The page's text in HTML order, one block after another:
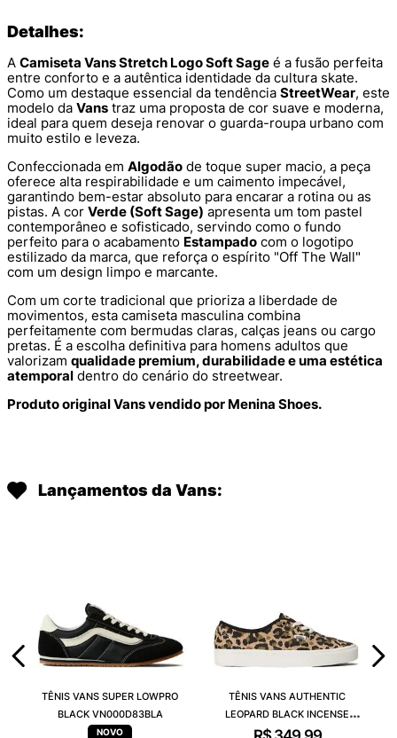
Detalhes:
A Camiseta Vans Stretch Logo Soft Sage é a fusão perfeita
entre conforto e a autêntica identidade da cultura skate.
Como um destaque essencial da tendência StreetWear, este
modelo da Vans traz uma proposta de cor suave e moderna,
ideal para quem deseja renovar o guarda-roupa urbano com
muito estilo e leveza.
Confeccionada em Algodão de toque super macio, a peça
oferece alta respirabilidade e um caimento impecável,
garantindo bem-estar absoluto para encarar a rotina ou as
pistas. A cor Verde (Soft Sage) apresenta um tom pastel
contemporâneo e sofisticado, servindo como o fundo
perfeito para o acabamento Estampado com o logotipo
estilizado da marca, que reforça o espírito "Off The Wall"
com um design limpo e marcante.
Com um corte tradicional que prioriza a liberdade de
movimentos, esta camiseta masculina combina
perfeitamente com bermudas claras, calças jeans ou cargo
pretas. É a escolha definitiva para homens adultos que
valorizam qualidade premium, durabilidade e uma estética
atemporal dentro do cenário do streetwear.
Produto original Vans vendido por Menina Shoes.
Lançamentos da Vans:
TÊNIS VANS SUPER LOWPRO
BLACK VN000D83BLA
TÊNIS VANS AUTHENTIC
LEOPARD BLACK INCENSE
VN000D6GGR4